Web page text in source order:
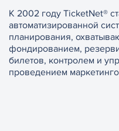
К 2002 году TicketNet®
автоматизированной
планирования,
фондированием,
билетов, контролем и
проведением